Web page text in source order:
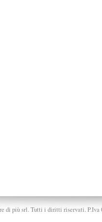
di più srl. Tutti i diritti riservati. P.Iva